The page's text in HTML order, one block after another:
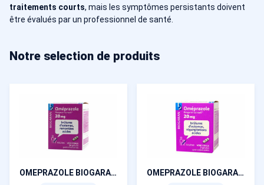
traitements courts, mais les symptômes persistants doivent
être évalués par un professionnel de santé.
Notre selection de produits
OMEPRAZOLE BIOGARAN 20 mg 14 gélules OMEPRAZOLE BIOGARAN 20 mg 7 gélules